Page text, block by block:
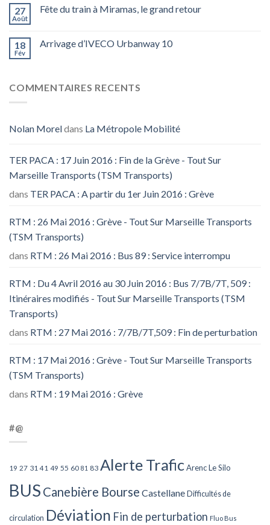
27
Août
Fête du train à Miramas, le grand retour
18
Fév
Arrivage d’IVECO Urbanway 10
COMMENTAIRES RECENTS
Nolan Moreldans La Métropole Mobilité
TER PACA : 17 Juin 2016 : Fin de la Grève - Tout Sur
Marseille Transports (TSM Transports)
dans TER PACA : A partir du 1er Juin 2016 : Grève
RTM : 26 Mai 2016 : Grève - Tout Sur Marseille Transports
(TSM Transports)
dans RTM : 26 Mai 2016 : Bus 89 : Service interrompu
RTM : Du 4 Avril 2016 au 30 Juin 2016 : Bus 7/7B/7T, 509 :
Itinéraires modifiés - Tout Sur Marseille Transports (TSM
Transports)
dans RTM : 27 Mai 2016 : 7/7B/7T,509 : Fin de perturbation
RTM : 17 Mai 2016 : Grève - Tout Sur Marseille Transports
(TSM Transports)
dans RTM : 19 Mai 2016 : Grève
#@
19 27 31 41 49 55 60 81 83 Alerte TraficArenc Le Silo
BUS Canebière Bourse Castellane Difficultés de
circulation Déviation Fin de perturbation Fluo Bus